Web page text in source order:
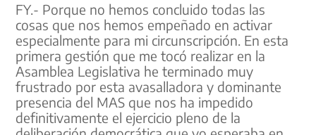
FY.- Porque no hemos concluido todas las
cosas que nos hemos empeñado en activar
especialmente para mi circunscripción. En esta
primera gestión que me tocó realizar en la
Asamblea Legislativa he terminado muy
frustrado por esta avasalladora y dominante
presencia del MAS que nos ha impedido
definitivamente el ejercicio pleno de la